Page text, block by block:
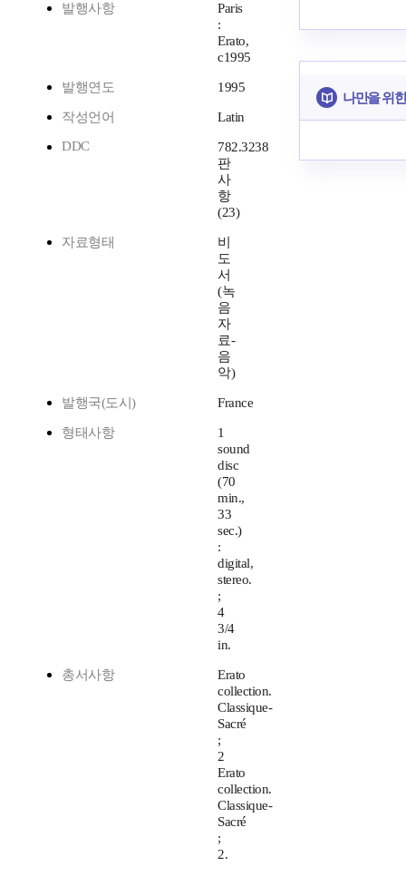
발행사항
Paris
:
Erato,
c1995
발행연도 1995
작성언어
Latin
DDC
782.3238
판
사
항
(23)
자료형태
비
도
서
(녹
음
자
료-
음
악)
발행국(도시) France
형태사항
1
sound
disc
(70
min.,
33
sec.)
:
digital,
stereo.
;
4
3/4
in.
총서사항
Erato
collection.
Classique-
Sacré
;
2
Erato
collection.
Classique-
Sacré
;
2.
나만을 위